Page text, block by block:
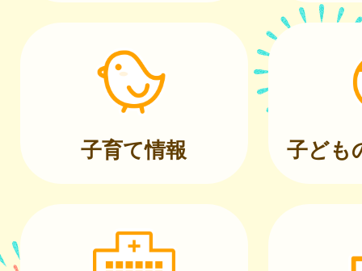
子育て情報 子ども